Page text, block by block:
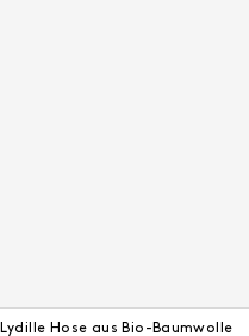
Lydille Hose aus Bio-Baumwolle